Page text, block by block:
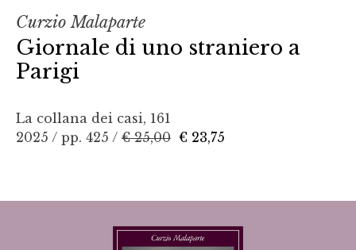
Curzio Malaparte
Giornale di uno straniero a
Parigi
La collana dei casi, 161
2025 / pp. 425 / € 25,00 € 23,75